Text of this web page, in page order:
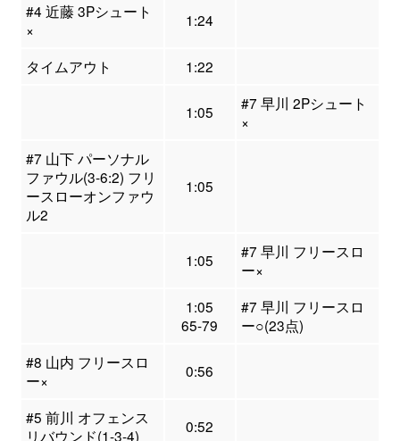
#4 近藤 3Pシュート
×
1:24
タイムアウト 1:22
1:05
#7 早川 2Pシュート
×
#7 山下 パーソナル
ファウル(3-6:2) フリ
ースローオンファウ
ル2
1:05
1:05
#7 早川 フリースロ
ー×
1:05
65-79
#7 早川 フリースロ
ー○(23点)
#8 山内 フリースロ
ー×
0:56
#5 前川 オフェンス
リバウンド(1-3-4)
0:52